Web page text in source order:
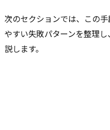
次のセクションでは、この
やすい失敗パターンを整理
説します。